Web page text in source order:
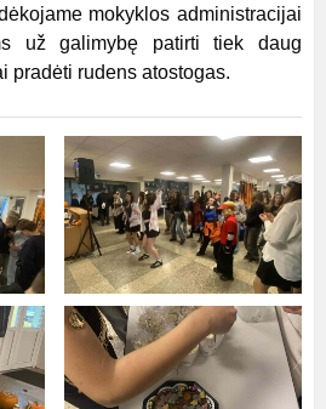
mokyklos administracijai
už galimybę patirti tiek daug
pradėti rudens atostogas.